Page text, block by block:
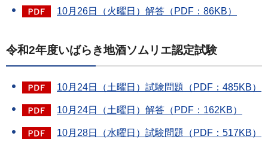
10月26日（火曜日）解答（PDF：86KB）
令和2年度いばらき地酒ソムリエ認定試験
10月24日（土曜日）試験問題（PDF：485KB）
10月24日（土曜日）解答（PDF：162KB）
10月28日（水曜日）試験問題（PDF：517KB）